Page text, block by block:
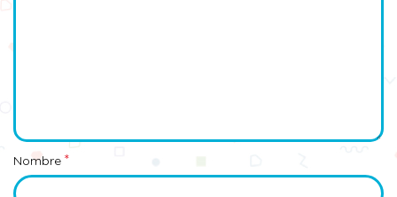
Nombre *